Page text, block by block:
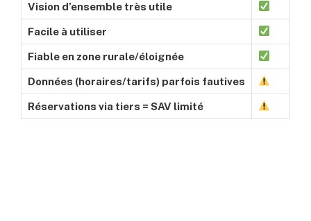
Vision d’ensemble très utile
Facile à utiliser
Fiable en zone rurale/éloignée
Données (horaires/tarifs) parfois fautives
Réservations via tiers = SAV limité